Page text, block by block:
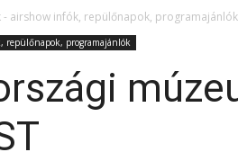
- airshow infók, repülőnapok, programajánlók
repülőnapok, programajánlók